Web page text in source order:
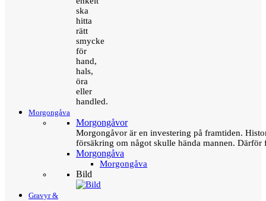
ska
hitta
rätt
smycke
för
hand,
hals,
öra
eller
handled.
Morgongåva
Morgongåvor
Morgongåvor är en investering på framtiden.
försäkring om något skulle hända mannen.
Morgongåva
Morgongåva
Bild
Gravyr &